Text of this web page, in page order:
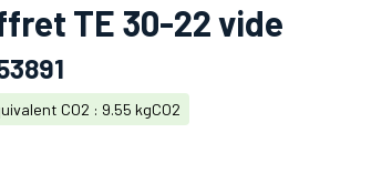
TE 30-22 vide
CO2 : 9.55 kgCO2